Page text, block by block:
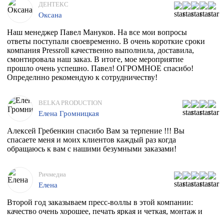
ДЕНТЕКС
Оксана
Наш менеджер Павел Мануков. На все мои вопросы
ответы поступали своевременно. В очень короткие сроки
компания Pressroll качественно выполнила, доставила,
смонтировала наш заказ. В итоге, мое мероприятие
прошло очень успешно. Павел! ОГРОМНОЕ спасибо!
Определнно рекомендую к сотрудничеству!
BELKA PRODUCTION
Елена Громницкая
Алексей Гребенкин спасибо Вам за терпение !!! Вы
спасаете меня и моих клиентов каждый раз когда
обращаюсь к вам с нашими безумными заказами!
Ричмедиа
Елена
Второй год заказываем пресс-воллы в этой компании:
качество очень хорошее, печать яркая и четкая, монтаж и